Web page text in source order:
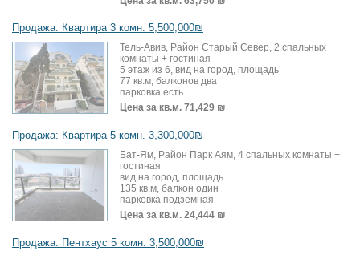
Продажа: Квартира 3 комн. 5,500,000₪
Тель-Авив, Район Старый Север, 2 спальных
комнаты + гостиная
5 этаж из 6, вид на город, площадь
77 кв.м, балконов два
парковка есть
Цена за кв.м. 71,429 ₪
Продажа: Квартира 5 комн. 3,300,000₪
Бат-Ям, Район Парк Аям, 4 спальных комнаты +
гостиная
вид на город, площадь
135 кв.м, балкон один
парковка подземная
Цена за кв.м. 24,444 ₪
Продажа: Пентхаус 5 комн. 3,500,000₪